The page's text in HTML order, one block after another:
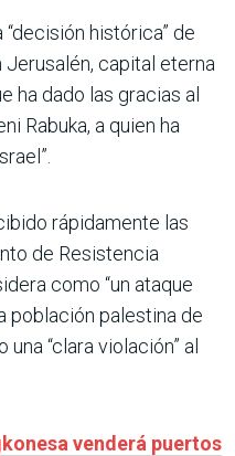
histórica” de
Jerusalén, capital eterna
ha dado las gracias al
Rabuka, a quien ha
rápidamente las
de Resistencia
como “un ataque
población palestina de
“clara violación” al
venderá puertos